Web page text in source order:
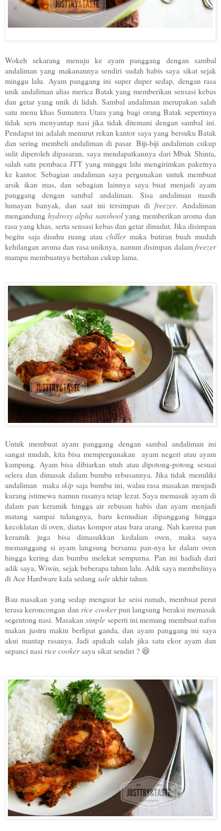
Wokeh sekarang menuju ke ayam panggang dengan sambal
andaliman yang makanannya sendiri sudah habis saya sikat sejak
minggu lalu. Ayam panggang ini super duper sedap, dengan rasa
unik andaliman alias merica Batak yang memberikan sensasi kebas
dan getar yang unik di lidah. Sambal andaliman merupakan salah
satu menu khas Sumatera Utara yang bagi orang Batak sepertinya
tidak seru menyantap nasi jika tidak ditemani dengan sambal ini.
Pendapat ini adalah menurut rekan kantor saya yang bersuku Batak
dan sering membeli andaliman di pasar. Biji-biji andaliman cukup
sulit diperoleh dipasaran, saya mendapatkannya dari Mbak Shinta,
salah satu pembaca JTT yang minggu lalu mengirimkan paketnya
ke kantor. Sebagian andaliman saya pergunakan untuk membuat
arsik ikan mas, dan sebagian lainnya saya buat menjadi ayam
panggang dengan sambal andaliman. Sisa andaliman masih
lumayan banyak, dan saat ini tersimpan di freezer. Andaliman
mengandung hydroxy alpha sanshoolyang memberikan aroma dan
rasa yang khas, serta sensasi kebas dan getar dimulut. Jika disimpan
begitu saja disuhu ruang atauchillermaka butiran buah mudah
kehilangan aroma dan rasa uniknya, namun disimpan dalamfreezer
mampu membuatnya bertahan cukup lama.
Untuk membuat ayam panggang dengan sambal andaliman ini
sangat mudah, kita bisa mempergunakan ayam negeri atau ayam
kampung. Ayam bisa dibiarkan utuh atau dipotong-potong sesuai
selera dan dimasak dalam bumbu rebusannya. Jika tidak memiliki
andaliman maka skip saja bumbu ini, walau rasa masakan menjadi
kurang istimewa namun rasanya tetap lezat. Saya memasak ayam di
dalam pan keramik hingga air rebusan habis dan ayam menjadi
matang sampai tulangnya, baru kemudian dipanggang hingga
kecoklatan di oven, diatas kompor atau bara arang. Nah karena pan
keramik juga bisa dimasukkan kedalam oven, maka saya
memanggang si ayam langsung bersama pan-nya ke dalam oven
hingga kering dan bumbu melekat sempurna. Pan ini hadiah dari
adik saya, Wiwin, sejak beberapa tahun lalu. Adik saya membelinya
di Ace Hardware kala sedangsaleakhir tahun.
Bau masakan yang sedap menguar ke seisi rumah, membuat perut
terasa keroncongan dan rice cookerpun langsung beraksi memasak
segentong nasi. Masakan simple seperti ini memang membuat nafsu
makan justru makin berlipat ganda, dan ayam panggang ini saya
akui mantap rasanya. Jadi apakah salah jika satu ekor ayam dan
sepanci nasi rice cookersaya sikat sendiri ? 😆